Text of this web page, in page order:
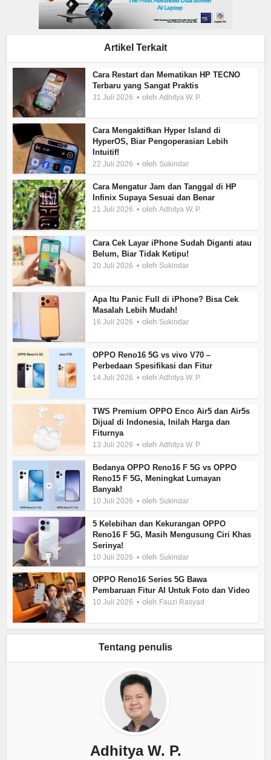
Artikel Terkait
Cara Restart dan Mematikan HP TECNO
Terbaru yang Sangat Praktis
31 Juli 2026 olehAdhitya W. P.
Cara Mengaktifkan Hyper Island di
HyperOS, Biar Pengoperasian Lebih
Intuitif!
22 Juli 2026 oleh Sukindar
Cara Mengatur Jam dan Tanggal di HP
Infinix Supaya Sesuai dan Benar
21 Juli 2026 olehAdhitya W. P.
Cara Cek Layar iPhone Sudah Diganti atau
Belum, Biar Tidak Ketipu!
20 Juli 2026 oleh Sukindar
Apa Itu Panic Full di iPhone? Bisa Cek
Masalah Lebih Mudah!
16 Juli 2026 oleh Sukindar
OPPO Reno16 5G vs vivo V70 –
Perbedaan Spesifikasi dan Fitur
14 Juli 2026 olehAdhitya W. P.
TWS Premium OPPO Enco Air5 dan Air5s
Dijual di Indonesia, Inilah Harga dan
Fiturnya
13 Juli 2026 olehAdhitya W. P.
Bedanya OPPO Reno16 F 5G vs OPPO
Reno15 F 5G, Meningkat Lumayan
Banyak!
10 Juli 2026 oleh Sukindar
5 Kelebihan dan Kekurangan OPPO
Reno16 F 5G, Masih Mengusung Ciri Khas
Serinya!
10 Juli 2026 oleh Sukindar
OPPO Reno16 Series 5G Bawa
Pembaruan Fitur AI Untuk Foto dan Video
10 Juli 2026 oleh Fauzi Rasyad
Tentang penulis
Adhitya W. P.